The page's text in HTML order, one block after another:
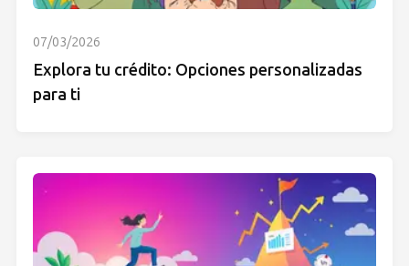
07/03/2026
Explora tu crédito: Opciones personalizadas
para ti